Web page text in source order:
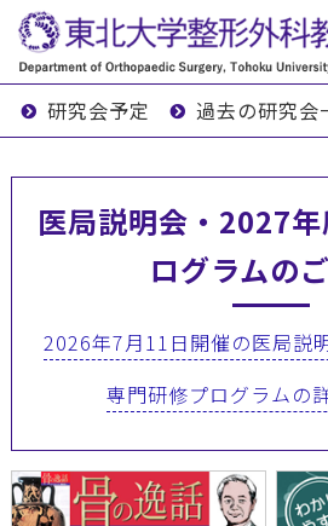
研究会予定 過去の研究会
医局説明会・2027
ログラムの
2026年7月11日開催の医局説
専門研修プログラムの